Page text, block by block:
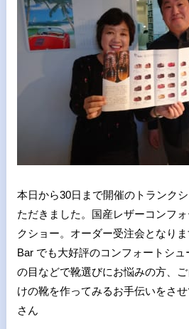
本日から30日まで開催のトランク
ただきました。国産レザーコンフ
クショー。オーダー受注会となり
Bar でも大好評のコンフォートシ
の目などで靴選びにお悩みの方、
けの靴を作ってみるお手伝いをさ
さん